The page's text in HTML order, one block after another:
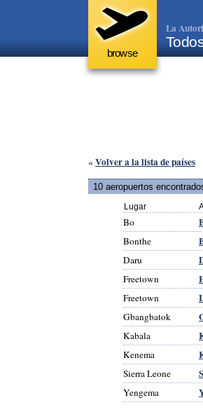
browse
La
« Volver a la lista de países
10 aeropuertos
Lugar
Bo
Bonthe
Daru
Freetown
Freetown
Gbangbatok
Kabala
Kenema
Sierra Leone
Yengema